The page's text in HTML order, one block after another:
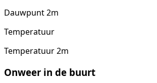
Dauwpunt 2m
Temperatuur
Temperatuur 2m
Onweer in de buurt